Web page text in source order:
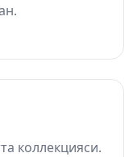
коллекцияси.